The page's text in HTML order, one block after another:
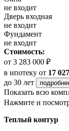
не входит
Дверь входная
не входит
Фундамент
не входит
Стоимость:
от 3 283 000 ₽
в ипотеку от 17
до 30 лет
Показать всю
Нажмите и
Теплый контур